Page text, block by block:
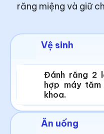
răng miệng và giữ
Vệ sinh
Đánh răng 2
hợp máy
khoa.
Ăn uống